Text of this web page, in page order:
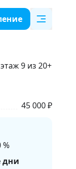
9 из 20+
45 000 ₽
%
дни